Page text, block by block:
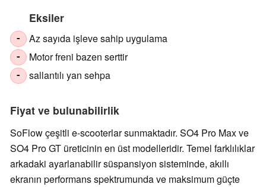
Eksiler
- Az sayıda işleve sahip uygulama
- Motor freni bazen serttir
- sallantılı yan sehpa
Fiyat ve bulunabilirlik
SoFlow çeşitli e-scooterlar sunmaktadır. SO4 Pro Max ve
SO4 Pro GT üreticinin en üst modelleridir. Temel farklılıklar
arkadaki ayarlanabilir süspansiyon sisteminde, akıllı
ekranın performans spektrumunda ve maksimum güçte